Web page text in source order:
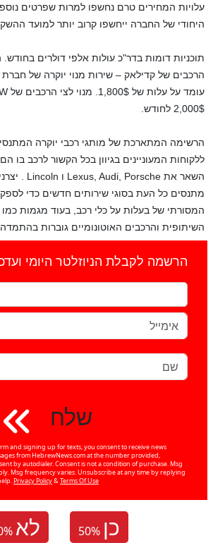
עלויות המחירים טרם נחשפו למרות שפרטים
היחודי של החברה ייחשפו קרוב יותר למועד
תוכניות דומות בדר"כ עולות אלפי דולרים
2,000$ לחודש.
הרשימה המתארכת של מותגי רכבי יוקרה
ללקוחות המעוניינים בגיוון בכל הקשור לרכב בו
השאר את Lexus, Audi, Porsche ו Lincoln
.
מתנסים כל העת בסוגי שירותים חדשים כדי
המסורתי של בעלות על כלי רכב, בעוד מגמות
השיתופית והרכבים האוטונומיים גוברות בהתמדה.
הרשמה לקבלת הניוזלטר היומי
שלח
and signing up for texts, you consent to receive news
from HebrewNews.com at the number provided,
by autodialer. Consent is not a condition of purchase. Msg
Msg frequency varies. Unsubscribe at any time by replying
Privacy Policy&Terms Of Use
% לא 50% כן